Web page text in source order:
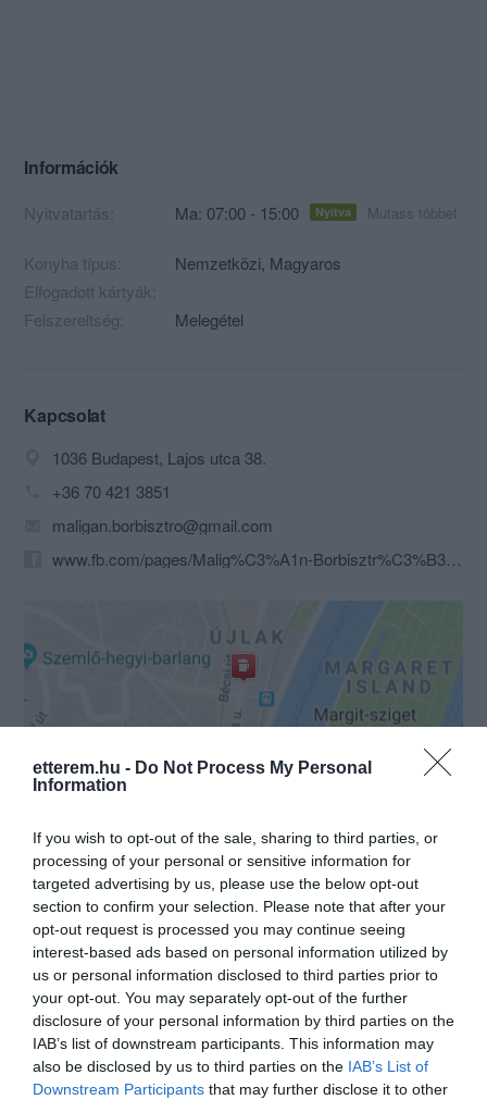
etterem.hu - Do Not Process My Personal
Information
If you wish to opt-out of the sale, sharing to third parties, or
processing of your personal or sensitive information for
targeted advertising by us, please use the below opt-out
section to confirm your selection. Please note that after your
opt-out request is processed you may continue seeing
interest-based ads based on personal information utilized by
us or personal information disclosed to third parties prior to
your opt-out. You may separately opt-out of the further
disclosure of your personal information by third parties on the
IAB’s list of downstream participants. This information may
also be disclosed by us to third parties on the IAB’s List of
Downstream Participants that may further disclose it to other
Információk
Nyitvatartás: Ma: 07:00 - 15:00 Nyitva Mutass többet
Konyha típus: Nemzetközi, Magyaros
Elfogadott kártyák:
Felszereltség:
Melegétel
Kapcsolat
1036 Budapest, Lajos utca 38.
+36 70 421 3851
maligan.borbisztro@gmail.com
www.fb.com/pages/Malig%C3%A1n-Borbisztr%C3%B3/472869476089157
Probléma jelentése Te vagy a tulajdonos?